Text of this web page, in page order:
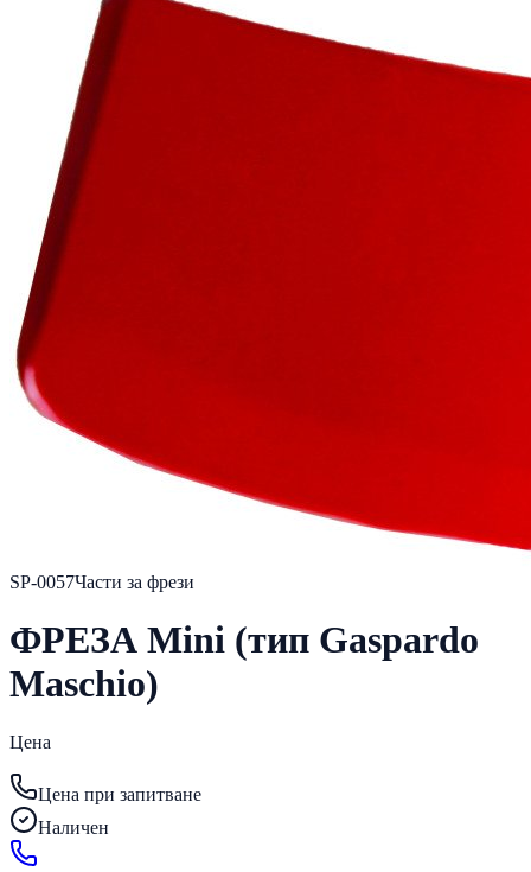
SP-0057Части за фрези
ФРЕЗА Mini (тип Gaspardo
Maschio)
Цена
Цена при запитване
Наличен